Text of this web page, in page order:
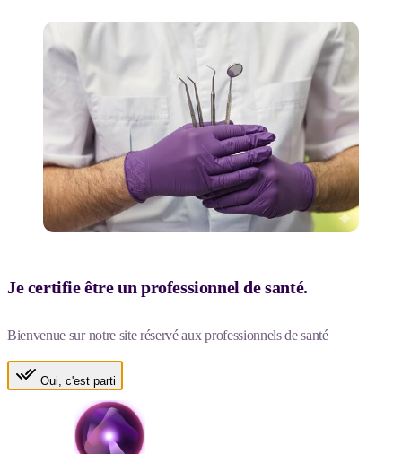
Je certifie être un professionnel de santé.
Bienvenue sur notre site réservé aux professionnels de santé
Oui, c'est parti